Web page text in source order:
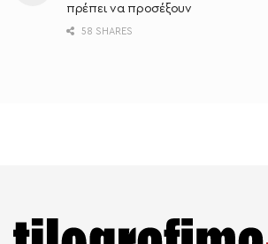
πρέπει να προσέξουν
58 SHARES